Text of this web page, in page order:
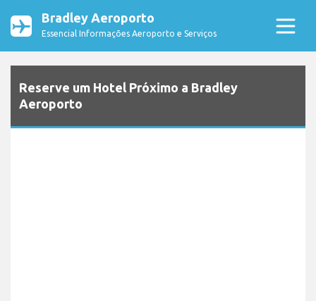
Bradley Aeroporto
Essencial Informações Aeroporto e Serviços
Reserve um Hotel Próximo a Bradley
Aeroporto